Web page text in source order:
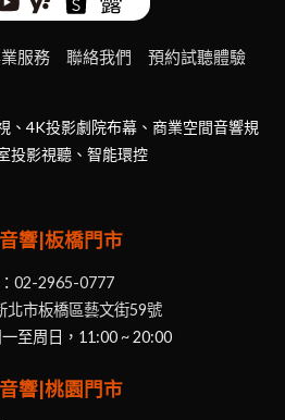
服務 聯絡我們 預約試聽體驗
、4K投影劇院布幕、商業空間音響規
投影視聽、智能環控
響|板橋門市
02-2965-0777
北市板橋區藝文街59號
至周日，11:00 ~ 20:00
響|桃園門市